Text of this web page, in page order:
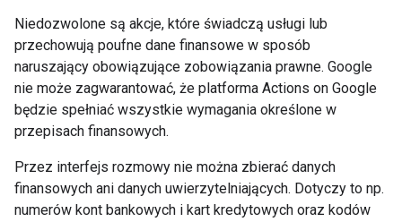
Niedozwolone są akcje, które świadczą usługi lub
przechowują poufne dane finansowe w sposób
naruszający obowiązujące zobowiązania prawne. Google
nie może zagwarantować, że platforma Actions on Google
będzie spełniać wszystkie wymagania określone w
przepisach finansowych.
Przez interfejs rozmowy nie można zbierać danych
finansowych ani danych uwierzytelniających. Dotyczy to np.
numerów kont bankowych i kart kredytowych oraz kodów